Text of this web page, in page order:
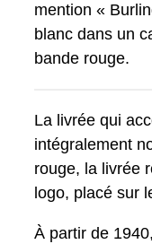
mention «
blanc dans un
bande rouge.
La livrée qui
intégralement
rouge, la livrée
logo, placé sur
À partir de